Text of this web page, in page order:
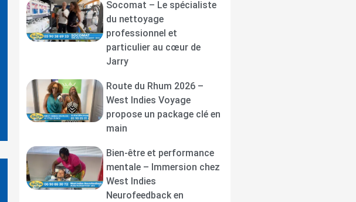
Socomat – Le spécialiste
du nettoyage
professionnel et
particulier au cœur de
Jarry
Route du Rhum 2026 –
West Indies Voyage
propose un package clé en
main
Bien-être et performance
mentale – Immersion chez
West Indies
Neurofeedback en